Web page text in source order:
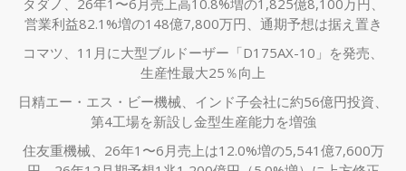
タダノ、26年1〜6月売上高10.8%増の1,825億8,100万円、
営業利益82.1%増の148億7,800万円、通期予想は据え置き
コマツ、11月に大型ブルドーザー「D175AX-10」を発売、
生産性最大25％向上
日精エー・エス・ビー機械、インド子会社に約56億円投資、
第4工場を新設し金型生産能力を増強
住友重機械、26年1〜6月売上は12.0%増の5,541億7,600万